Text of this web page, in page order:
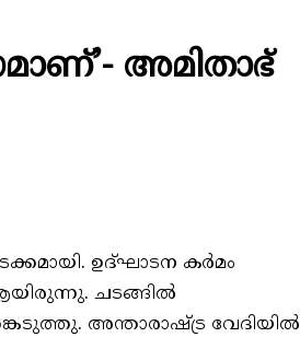
അമിതാഭ്
ഉദ്‌ഘാടന കർമം
ചടങ്ങിൽ
അന്താരാഷ്ട്ര വേദിയിൽ